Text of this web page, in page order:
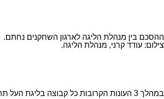
ההסכם בין מנהלת הליגה לארגון השחקנים נחתם.
צילום: עודד קרני, מנהלת הליגה.
במהלך 3 העונות הקרובות כל קבוצה בליגת